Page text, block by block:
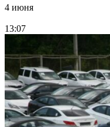
4 июня
13:07